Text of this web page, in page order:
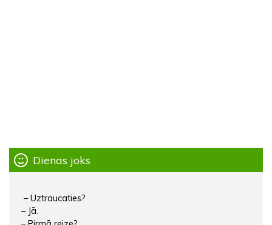
Dienas joks
– Uztraucaties?
– Jā.